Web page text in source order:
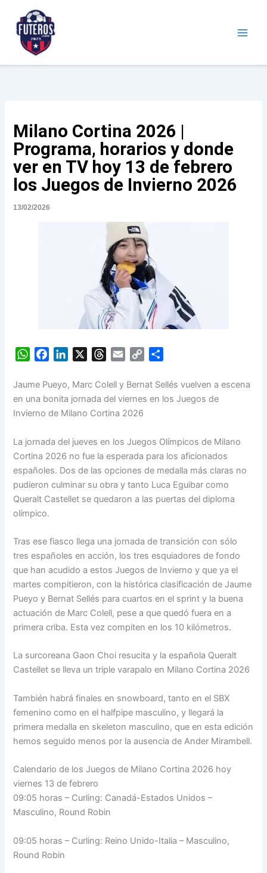
contenido
Milano Cortina 2026 |
Programa, horarios y donde
ver en TV hoy 13 de febrero
los Juegos de Invierno 2026
13/02/2026
W
a
t
s
p
p
c
e
b
o
k
n
k
e
I
n
r
e
a
s
a
i
l
C
p
y
n
k
a
r
Jaume Pueyo, Marc Colell y Bernat Sellés vuelven a escena
en una bonita jornada del viernes en los Juegos de
Invierno de Milano Cortina 2026
La jornada del jueves en los Juegos Olímpicos de Milano
Cortina 2026 no fue la esperada para los aficionados
españoles. Dos de las opciones de medalla más claras no
pudieron culminar su obra y tanto Luca Eguibar como
Queralt Castellet se quedaron a las puertas del diploma
olímpico.
Tras ese fiasco llega una jornada de transición con sólo
tres españoles en acción, los tres esquiadores de fondo
que han acudido a estos Juegos de Invierno y que ya el
martes compitieron, con la histórica clasificación de Jaume
Pueyo y Bernat Sellés para cuartos en el sprint y la buena
actuación de Marc Colell, pese a que quedó fuera en a
primera criba. Esta vez compiten en los 10 kilómetros.
La surcoreana Gaon Choi resucita y la española Queralt
Castellet se lleva un triple varapalo en Milano Cortina 2026
También habrá finales en snowboard, tanto en el SBX
femenino como en el halfpipe masculino, y llegará la
primera medalla en skeleton masculino, que en esta edición
hemos seguido menos por la ausencia de Ander Mirambell.
Calendario de los Juegos de Milano Cortina 2026 hoy
viernes 13 de febrero
09:05 horas – Curling: Canadá-Estados Unidos –
Masculino, Round Robin
09:05 horas – Curling: Reino Unido-Italia – Masculino,
Round Robin